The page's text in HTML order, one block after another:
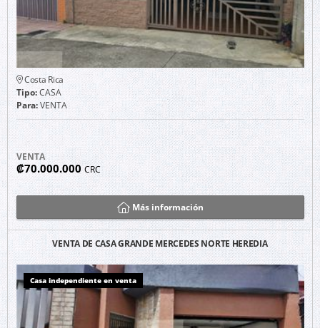
Costa Rica
Tipo:CASA
Para:VENTA
VENTA
₡70.000.000CRC
Más información
VENTA DE CASA GRANDE MERCEDES NORTE HEREDIA
Casa independiente en venta